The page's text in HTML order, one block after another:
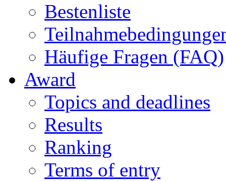
Bestenliste
Häufige Fragen (FAQ)
Award
Topics and deadlines
Results
Ranking
Terms of entry